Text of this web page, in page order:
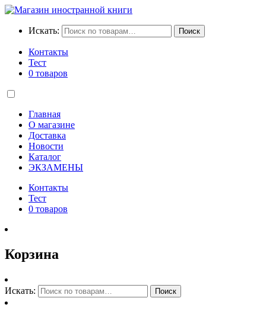
Искать: Поиск
Контакты
Тест
0 товаров
Главная
О магазине
Доставка
Новости
Каталог
ЭКЗАМЕНЫ
Контакты
Тест
0 товаров
Корзина
Искать: Поиск